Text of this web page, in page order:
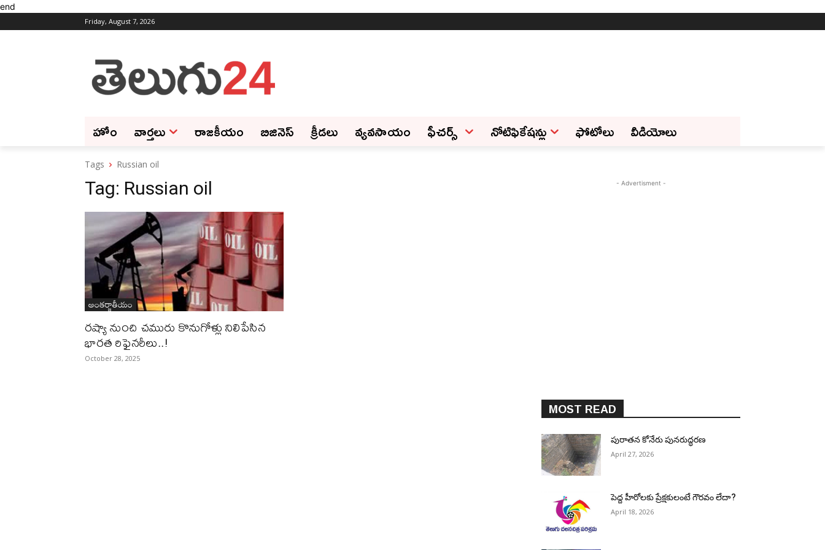
end
Friday, August 7, 2026
హోం వార్తలు రాజకీయం బిజినెస్‌ క్రీడలు వ్యవసాయం ఫీచ‌ర్స్ ‌ నోటిఫికేషన్లు ఫోటోలు వీడియోలు
Tags Russian oil
Tag: Russian oil
అంతర్జాతీయం
రష్యా నుంచి చమురు కొనుగోళ్లు నిలిపేసిన
భారత రిఫైనరీలు..!
October 28, 2025
- Advertisment -
MOST READ
పురాత‌న కోనేరు పున‌రుద్ధ‌ర‌ణ
April 27, 2026
పెద్ద హీరోల‌కు ప్రేక్ష‌కులంటే గౌర‌వం లేదా?
April 18, 2026